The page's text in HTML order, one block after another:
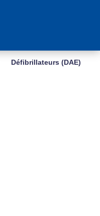
Défibrillateurs (DAE)